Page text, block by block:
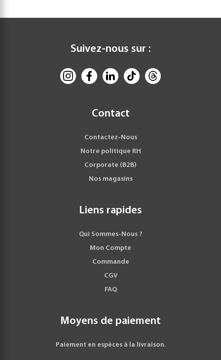
Suivez-nous sur :
Contact
Contactez-Nous
Notre politique RH
Corporate (B2B)
Nos magasins
Liens rapides
Qui Sommes-Nous ?
Mon Compte
Commande
CGV
FAQ
Moyens de paiement
Paiement en espèces à la livraison.